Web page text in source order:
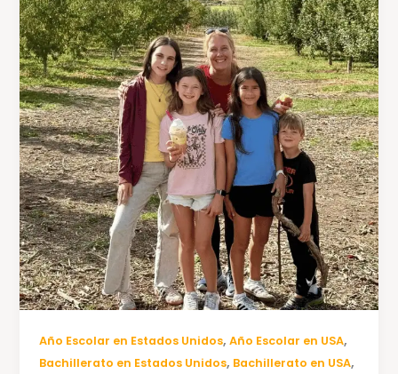
Año Escolar en Estados Unidos,Año Escolar en USA,
Bachillerato en Estados Unidos, Bachillerato en USA,